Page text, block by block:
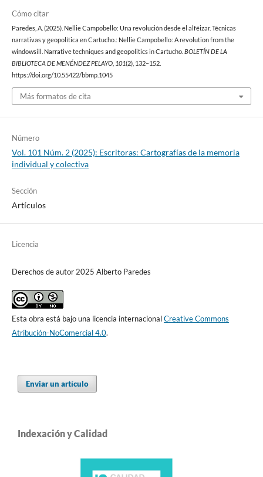
Cómo citar
Paredes, A. (2025). Nellie Campobello: Una revolución desde el alféizar. Técnicas
narrativas y geopolítica en Cartucho.: Nellie Campobello: A revolution from the
windowsill. Narrative techniques and geopolitics in Cartucho. BOLETÍN DE LA
BIBLIOTECA DE MENÉNDEZ PELAYO, 101(2), 132–152.
https://doi.org/10.55422/bbmp.1045
Más formatos de cita
Número
Vol. 101 Núm. 2 (2025): Escritoras: Cartografías de la memoria
individual y colectiva
Sección
Artículos
Licencia
Derechos de autor 2025 Alberto Paredes
Esta obra está bajo una licencia internacionalCreative Commons
Atribución-NoComercial 4.0.
Enviar un artículo
Indexación y Calidad